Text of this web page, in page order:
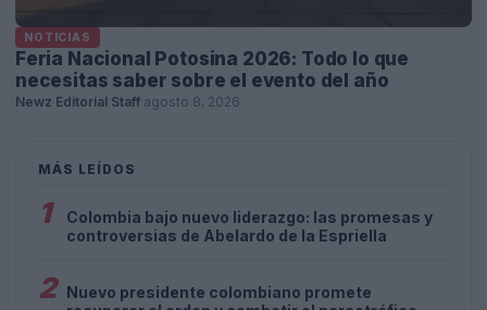
NOTICIAS
Feria Nacional Potosina 2026: Todo lo que
necesitas saber sobre el evento del año
Newz Editorial Staff agosto 8, 2026
MÁS LEÍDOS
1
Colombia bajo nuevo liderazgo: las promesas y
controversias de Abelardo de la Espriella
2 Nuevo presidente colombiano promete